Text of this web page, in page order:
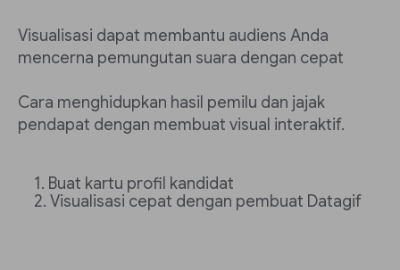
Visualisasi dapat membantu audiens Anda
mencerna pemungutan suara dengan cepat
Cara menghidupkan hasil pemilu dan jajak
pendapat dengan membuat visual interaktif.
Buat kartu profil kandidat
Visualisasi cepat dengan pembuat Datagif